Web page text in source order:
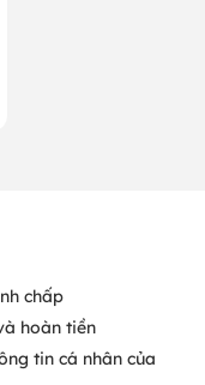
chấp
hoàn tiền
tin cá nhân của